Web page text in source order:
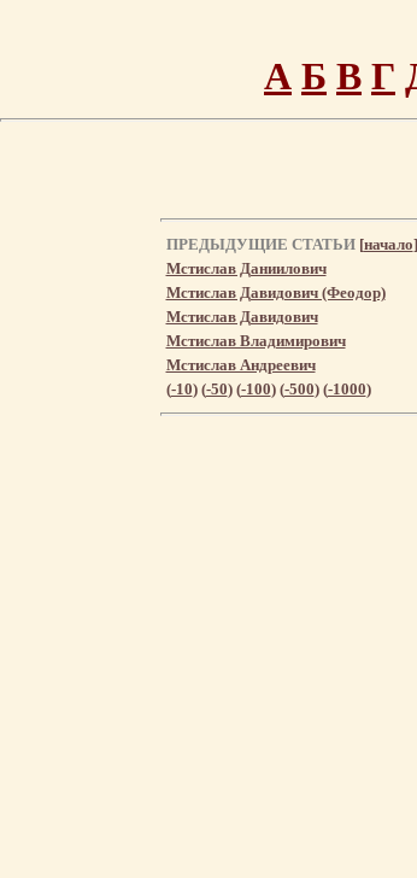
А Б В Г
ПРЕДЫДУЩИЕ СТАТЬИ [начало]
Мстислав Даниилович
Мстислав Давидович (Феодор)
Мстислав Давидович
Мстислав Владимирович
Мстислав Андреевич
(-10) (-50) (-100) (-500) (-1000)